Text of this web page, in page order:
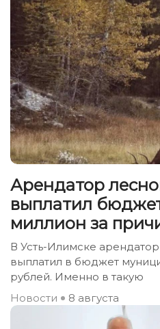
Арендатор
выплатил
миллион за
В Усть-Илимске арендатор
выплатил в бюджет
рублей. Именно в такую
Новости
8 августа